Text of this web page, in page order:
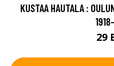
KUSTAA HAUTALA :
29